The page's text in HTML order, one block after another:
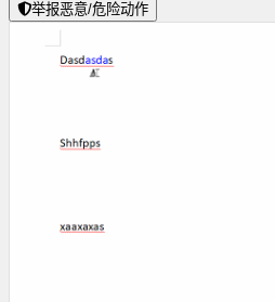
举报恶意/危险动作